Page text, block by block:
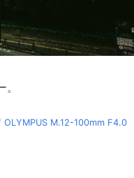
OLYMPUS M.12-100mm F4.0